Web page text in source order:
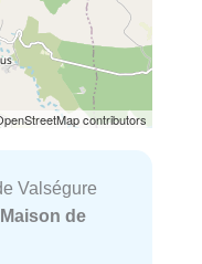
contributors
Valségure
Maison de